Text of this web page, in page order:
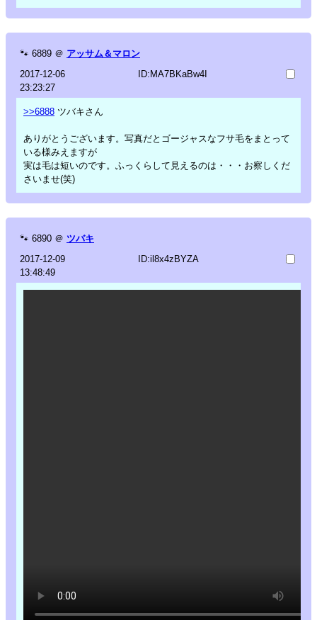
🐾 6889 ＠ アッサム＆マロン
2017-12-06
23:23:27
ID:MA7BKaBw4I
>>6888 ツバキさん
ありがとうございます。写真だとゴージャスなフサ毛をまとって
いる様みえますが
実は毛は短いのです。ふっくらして見えるのは・・・お察しくだ
さいませ(笑)
🐾 6890 ＠ ツバキ
2017-12-09
13:48:49
ID:il8x4zBYZA